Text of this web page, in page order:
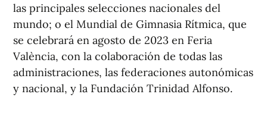
las principales selecciones nacionales del
mundo; o el Mundial de Gimnasia Rítmica, que
se celebrará en agosto de 2023 en Feria
València, con la colaboración de todas las
administraciones, las federaciones autonómicas
y nacional, y la Fundación Trinidad Alfonso.